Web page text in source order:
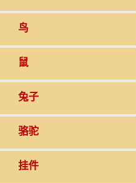
鸟
鼠
兔子
骆驼
挂件